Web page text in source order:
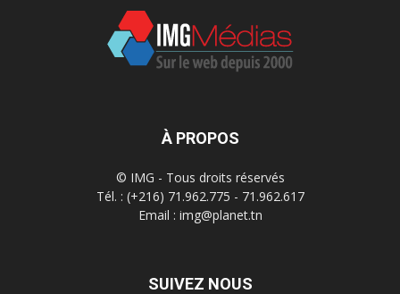
À PROPOS
© IMG - Tous droits réservés
Tél. : (+216) 71.962.775 - 71.962.617
Email : img@planet.tn
SUIVEZ NOUS